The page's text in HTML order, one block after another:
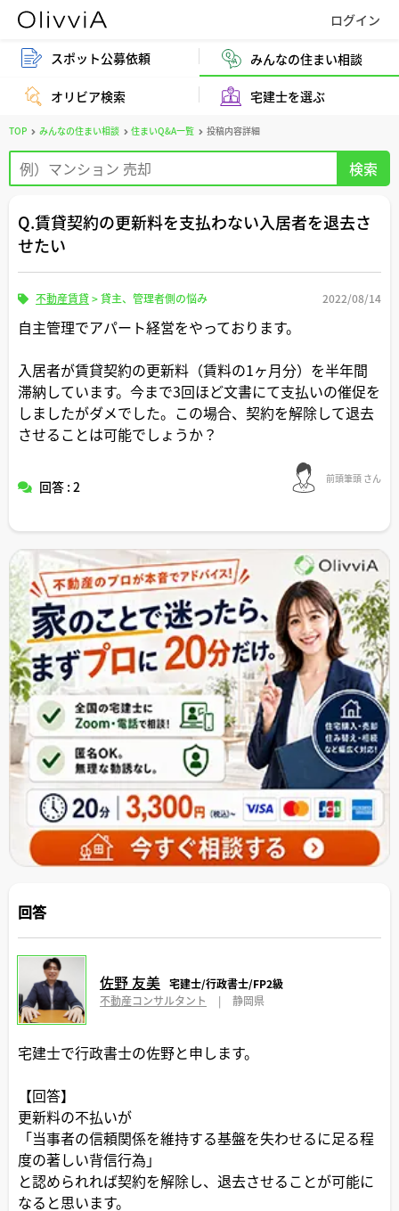
スポット公募依頼 みんなの住まい相談
オリビア検索 宅建士を選ぶ
TOP みんなの住まい相談 住まいQ&A一覧 投稿内容詳細
Q.賃貸契約の更新料を支払わない入居者を退去さ
せたい
不動産賃貸>貸主、管理者側の悩み 2022/08/14
自主管理でアパート経営をやっております。
入居者が賃貸契約の更新料（賃料の1ヶ月分）を半年間
滞納しています。今まで3回ほど文書にて支払いの催促を
しましたがダメでした。この場合、契約を解除して退去
させることは可能でしょうか？
回答 : 2 前頭筆頭 さん
回答
佐野 友美 宅建士/行政書士/FP2級
不動産コンサルタント
| 静岡県
宅建士で行政書士の佐野と申します。
【回答】
更新料の不払いが
「当事者の信頼関係を維持する基盤を失わせるに足る程
度の著しい背信行為」
と認められれば契約を解除し、退去させることが可能に
なると思います。